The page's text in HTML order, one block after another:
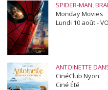
SPIDER-MAN,
Monday Movies
Lundi 10 août -
ANTOINETTE
CinéClub Nyon
Ciné Été